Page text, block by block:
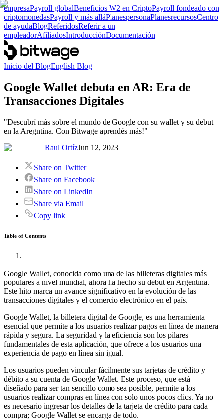
empresaPayroll globalBeneficios W2 en CriptoPayroll fondeado con
criptomonedasPayroll y más alláPlanespersonaPlanesrecursosCentro
de ayudaBlogReferidosReferir a un
empleadorAfiliadosIntroducciónDocumentación
Inicio del BlogEnglish Blog
Google Wallet debuta en AR: Era de
Transacciones Digitales
"Descubrí más sobre el mundo de Google con su wallet y su debut
en la Aregntina. Con Bitwage aprendés más!"
Raul OrtízJun 12, 2023
Share on Twitter
Share on Facebook
Share on LinkedIn
Share via Email
Copy link
Table of Contents
Google Wallet, conocida como una de las billeteras digitales más
populares a nivel mundial, ahora ha hecho su debut en Argentina.
Este hito marca un avance significativo en la evolución de las
transacciones digitales y el comercio electrónico en el país.
Google Wallet, la billetera digital de Google, es una herramienta
esencial que permite a los usuarios realizar pagos en línea de manera
rápida y segura. La seguridad y la eficiencia son los pilares
fundamentales de esta aplicación, que ofrece a los usuarios una
experiencia de pago en línea sin igual.
Los usuarios pueden vincular fácilmente sus tarjetas de crédito y
débito a su cuenta de Google Wallet. Este proceso, que está
diseñado para ser tan sencillo como sea posible, permite a los
usuarios realizar compras en línea con solo unos pocos clics. Ya no
es necesario ingresar los detalles de la tarjeta de crédito para cada
compra; Google Wallet se encarga de todo.